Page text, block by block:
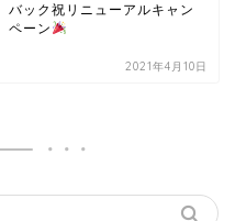
バック祝リニューアルキャン
ペーン
2021年4月10日